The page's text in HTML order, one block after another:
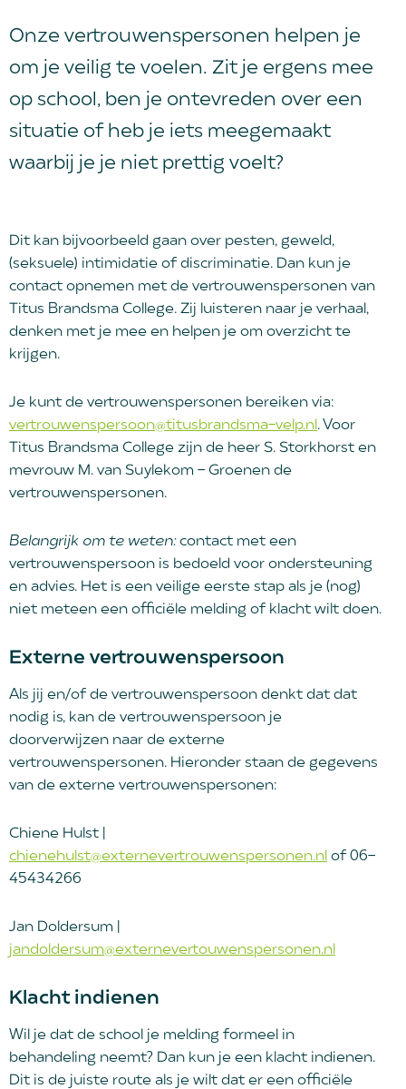
Onze vertrouwenspersonen helpen je
om je veilig te voelen. Zit je ergens mee
op school, ben je ontevreden over een
situatie of heb je iets meegemaakt
waarbij je je niet prettig voelt?
Dit kan bijvoorbeeld gaan over pesten, geweld,
(seksuele) intimidatie of discriminatie. Dan kun je
contact opnemen met de vertrouwenspersonen van
Titus Brandsma College. Zij luisteren naar je verhaal,
denken met je mee en helpen je om overzicht te
krijgen.
Je kunt de vertrouwenspersonen bereiken via:
vertrouwenspersoon@titusbrandsma-velp.nl . Voor
Titus Brandsma College zijn de heer S. Storkhorst en
mevrouw M. van Suylekom - Groenen de
vertrouwenspersonen.
Belangrijk om te weten:contact met een
vertrouwenspersoon is bedoeld voor ondersteuning
en advies. Het is een veilige eerste stap als je (nog)
niet meteen een officiële melding of klacht wilt doen.
Externe vertrouwenspersoon
Als jij en/of de vertrouwenspersoon denkt dat dat
nodig is, kan de vertrouwenspersoon je
doorverwijzen naar de externe
vertrouwenspersonen. Hieronder staan de gegevens
van de externe vertrouwenspersonen:
Chiene Hulst |
chienehulst@externevertrouwenspersonen.nl of 06-
45434266
Jan Doldersum |
jandoldersum@externevertouwenspersonen.nl
Klacht indienen
Wil je dat de school je melding formeel in
behandeling neemt? Dan kun je een klacht indienen.
Dit is de juiste route als je wilt dat er een officiële